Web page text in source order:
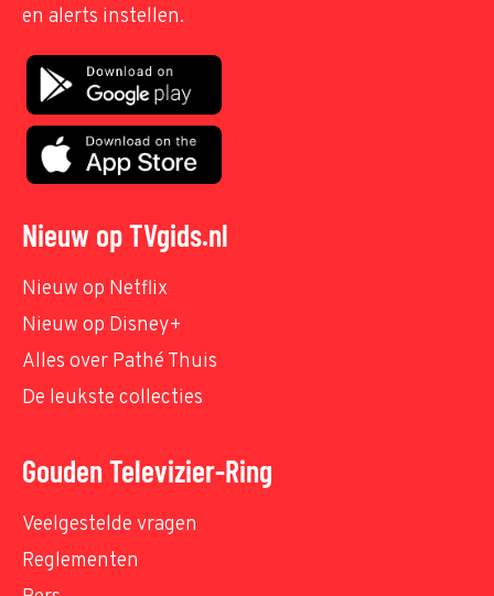
en alerts instellen.
Nieuw op TVgids.nl
Nieuw op Netflix
Nieuw op Disney+
Alles over Pathé Thuis
De leukste collecties
Gouden Televizier-Ring
Veelgestelde vragen
Reglementen